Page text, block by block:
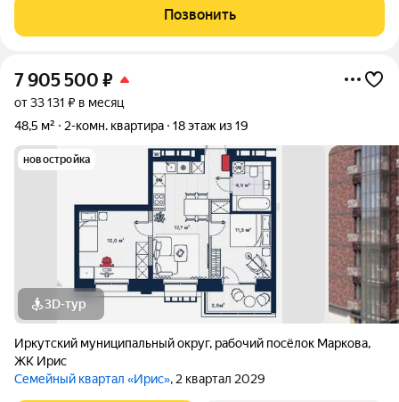
выполнен из качественных материалов: Очень развитая
инфраструктура: в шаговой доступности
Позвонить
7 905 500 ₽
от 33 131 ₽ в месяц
48,5 м²
2-комн. квартира 18 этаж из 19
новостройка
3D-тур
Иркутский муниципальный округ, рабочий посёлок Маркова,
ЖК Ирис
Семейный квартал «Ирис», 2 квартал 2029